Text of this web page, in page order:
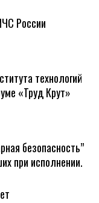
России
технологий
«Труд Крут»
безопасность”
при исполнении.